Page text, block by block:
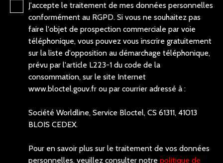
J'accepte le traitement de mes données personnelles
conformément au RGPD. Si vous ne souhaitez pas
faire l'objet de prospection commerciale par voie
téléphonique, vous pouvez vous inscrire gratuitement
sur la liste d'opposition au démarchage téléphonique,
prévu par l'article L223-1 du code de la
consommation, sur le site Internet
www.bloctel.gouv.fr ou par courrier adressé à :
Société Worldline, Service Bloctel, CS 61311, 41013
BLOIS CEDEX.
Pour en savoir plus sur le traitement de vos données
personnelles, veuillez consulter notre politique de